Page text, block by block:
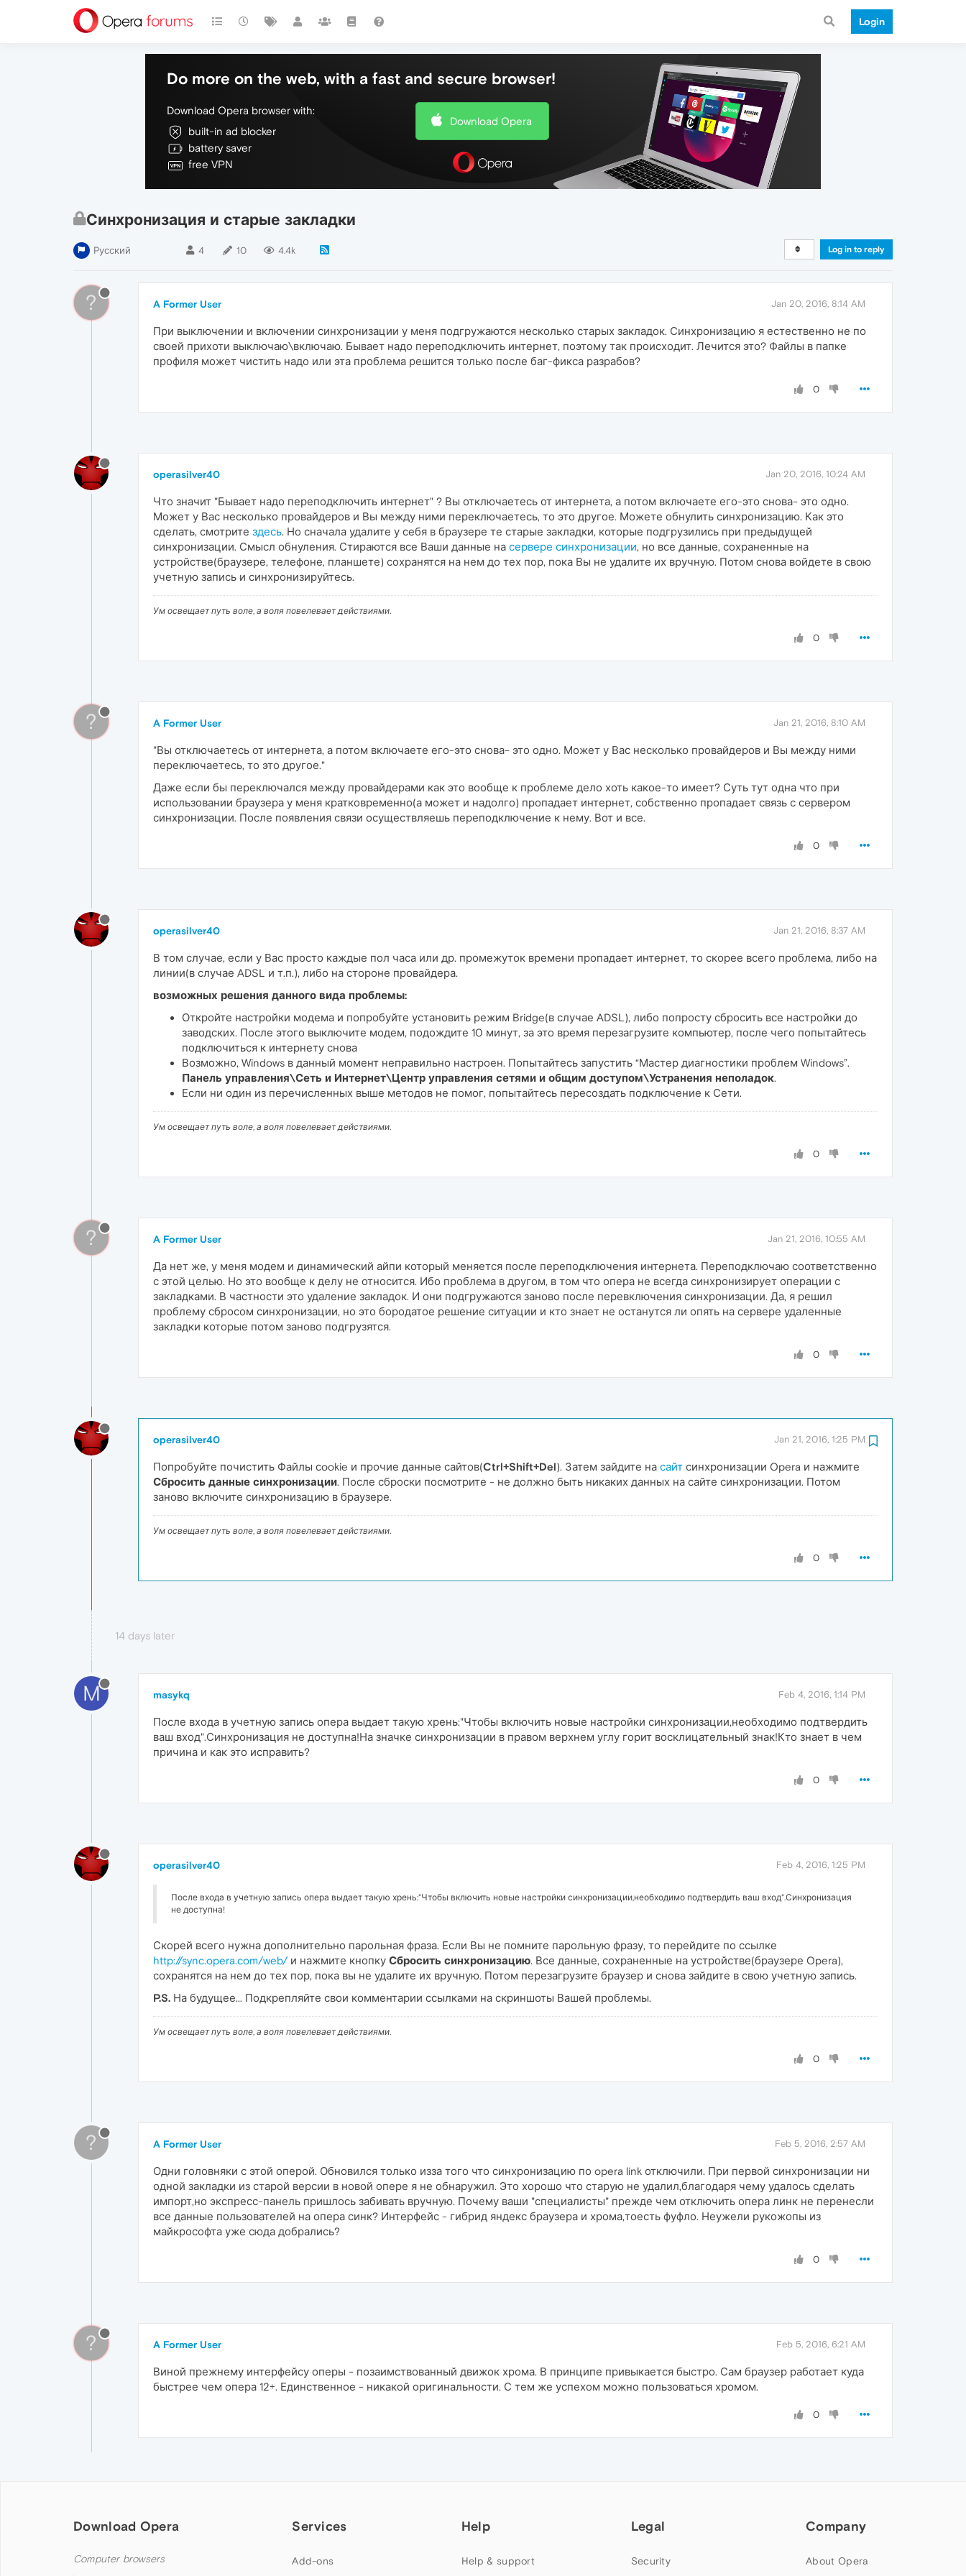
Login
Do more on the web, with a fast and secure browser!
Download Opera browser with:
built-in ad blocker
battery saver
free VPN
Download Opera
Синхронизация и старые закладки
Русский 4 10 4.4k Log in to reply
? A Former User Jan 20, 2016, 8:14 AM
При выключении и включении синхронизации у меня подгружаются несколько старых закладок. Синхронизацию я естественно не по
своей прихоти выключаю\включаю. Бывает надо переподключить интернет, поэтому так происходит. Лечится это? Файлы в папке
профиля может чистить надо или эта проблема решится только после баг-фикса разрабов?
0
operasilver40 Jan 20, 2016, 10:24 AM
Что значит "Бывает надо переподключить интернет" ? Вы отключаетесь от интернета, а потом включаете его-это снова- это одно.
Может у Вас несколько провайдеров и Вы между ними переключаетесь, то это другое. Можете обнулить синхронизацию. Как это
сделать, смотрите здесь. Но сначала удалите у себя в браузере те старые закладки, которые подгрузились при предыдущей
синхронизации. Смысл обнуления. Стираются все Ваши данные на сервере синхронизации, но все данные, сохраненные на
устройстве(браузере, телефоне, планшете) сохранятся на нем до тех пор, пока Вы не удалите их вручную. Потом снова войдете в свою
учетную запись и синхронизируйтесь.
Ум освещает путь воле, а воля повелевает действиями.
0
? A Former User Jan 21, 2016, 8:10 AM
"Вы отключаетесь от интернета, а потом включаете его-это снова- это одно. Может у Вас несколько провайдеров и Вы между ними
переключаетесь, то это другое."
Даже если бы переключался между провайдерами как это вообще к проблеме дело хоть какое-то имеет? Суть тут одна что при
использовании браузера у меня кратковременно(а может и надолго) пропадает интернет, собственно пропадает связь с сервером
синхронизации. После появления связи осуществляешь переподключение к нему. Вот и все.
0
operasilver40 Jan 21, 2016, 8:37 AM
В том случае, если у Вас просто каждые пол часа или др. промежуток времени пропадает интернет, то скорее всего проблема, либо на
линии(в случае ADSL и т.п.), либо на стороне провайдера.
возможных решения данного вида проблемы:
Откройте настройки модема и попробуйте установить режим Bridge(в случае ADSL), либо попросту сбросить все настройки до
заводских. После этого выключите модем, подождите 10 минут, за это время перезагрузите компьютер, после чего попытайтесь
подключиться к интернету снова
Возможно, Windows в данный момент неправильно настроен. Попытайтесь запустить “Мастер диагностики проблем Windows”.
Панель управления\Сеть и Интернет\Центр управления сетями и общим доступом\Устранения неполадок.
Если ни один из перечисленных выше методов не помог, попытайтесь пересоздать подключение к Сети.
Ум освещает путь воле, а воля повелевает действиями.
0
? A Former User Jan 21, 2016, 10:55 AM
Да нет же, у меня модем и динамический айпи который меняется после переподключения интернета. Переподключаю соответственно
с этой целью. Но это вообще к делу не относится. Ибо проблема в другом, в том что опера не всегда синхронизирует операции с
закладками. В частности это удаление закладок. И они подгружаются заново после перевключения синхронизации. Да, я решил
проблему сбросом синхронизации, но это бородатое решение ситуации и кто знает не останутся ли опять на сервере удаленные
закладки которые потом заново подгрузятся.
0
operasilver40 Jan 21, 2016, 1:25 PM
Попробуйте почистить Файлы сookie и прочие данные сайтов(Ctrl+Shift+Del). Затем зайдите на сайт синхронизации Opera и нажмите
Сбросить данные синхронизации. После сброски посмотрите - не должно быть никаких данных на сайте синхронизации. Потом
заново включите синхронизацию в браузере.
Ум освещает путь воле, а воля повелевает действиями.
0
14 days later
M masykq Feb 4, 2016, 1:14 PM
После входа в учетную запись опера выдает такую хрень:"Чтобы включить новые настройки синхронизации,необходимо подтвердить
ваш вход".Синхронизация не доступна!На значке синхронизации в правом верхнем углу горит восклицательный знак!Кто знает в чем
причина и как это исправить?
0
operasilver40 Feb 4, 2016, 1:25 PM
После входа в учетную запись опера выдает такую хрень:"Чтобы включить новые настройки синхронизации,необходимо подтвердить ваш вход".Синхронизация
не доступна!
Скорей всего нужна дополнительно парольная фраза. Если Вы не помните парольную фразу, то перейдите по ссылке
http://sync.opera.com/web/и нажмите кнопку Сбросить синхронизацию. Все данные, сохраненные на устройстве(браузере Opera),
сохранятся на нем до тех пор, пока вы не удалите их вручную. Потом перезагрузите браузер и снова зайдите в свою учетную запись.
P.S. На будущее... Подкрепляйте свои комментарии ссылками на скриншоты Вашей проблемы.
Ум освещает путь воле, а воля повелевает действиями.
0
? A Former User Feb 5, 2016, 2:57 AM
Одни головняки с этой оперой. Обновился только изза того что синхронизацию по opera link отключили. При первой синхронизации ни
одной закладки из старой версии в новой опере я не обнаружил. Это хорошо что старую не удалил,благодаря чему удалось сделать
импорт,но экспресс-панель пришлось забивать вручную. Почему ваши "специалисты" прежде чем отключить опера линк не перенесли
все данные пользователей на опера синк? Интерфейс - гибрид яндекс браузера и хрома,тоесть фуфло. Неужели рукожопы из
майкрософта уже сюда добрались?
0
? A Former User Feb 5, 2016, 6:21 AM
Виной прежнему интерфейсу оперы - позаимствованный движок хрома. В принципе привыкается быстро. Сам браузер работает куда
быстрее чем опера 12+. Единственное - никакой оригинальности. С тем же успехом можно пользоваться хромом.
0
Download Opera
Computer browsers
Services
Add-ons
Help
Help & support
Legal
Security
Company
About Opera